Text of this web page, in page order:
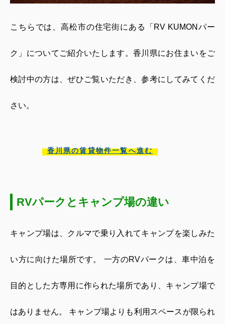
こちらでは、高松市の住宅街にある「 RV KUMON パー
ク」についてご紹介いたします。 香川県にお住まいをご
検討中の方は、ぜひご覧いただき、参考にしてみてくだ
さい。
香川県の賃貸物件一覧へ進む
RVパークとキャンプ場の違い
キャンプ場は、クルマで乗り入れてキャンプを楽しみた
い方に向けた場所です。 一方のRVパークは、車中泊を
目的とした方専用に作られた場所であり、キャンプ場で
はありません。 キャンプ場よりも利用スペースが限られ